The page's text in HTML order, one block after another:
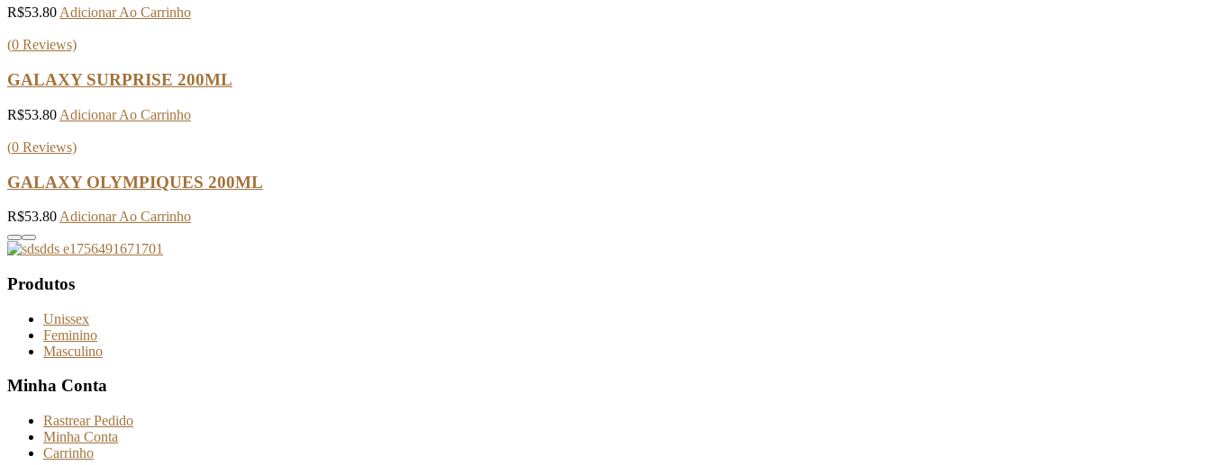
R$53.80 Adicionar Ao Carrinho
(0 Reviews)
GALAXY SURPRISE 200ML
R$53.80 Adicionar Ao Carrinho
(0 Reviews)
GALAXY OLYMPIQUES 200ML
R$53.80 Adicionar Ao Carrinho
Produtos
Unissex
Feminino
Masculino
Minha Conta
Rastrear Pedido
Minha Conta
Carrinho